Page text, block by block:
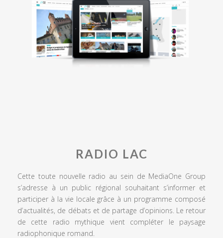
RADIO LAC
Cette toute nouvelle radio au sein de MediaOne Group
s’adresse à un public régional souhaitant s’informer et
participer à la vie locale grâce à un programme composé
d’actualités, de débats et de partage d’opinions. Le retour
de cette radio mythique vient compléter le paysage
radiophonique romand.